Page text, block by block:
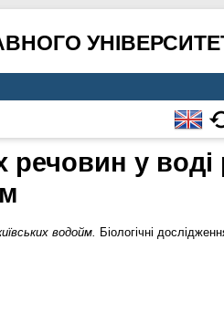
речовин у воді
водойм. Біологічні